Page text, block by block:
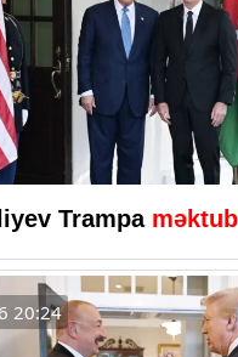
Trampa
20:24